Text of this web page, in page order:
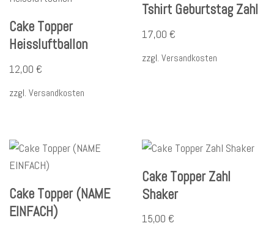
Cake Topper
Heissluftballon
12,00 €
zzgl. Versandkosten
Tshirt Geburtstag Zahl
17,00€
zzgl.Versandkosten
Cake Topper (NAME
EINFACH)
Cake Topper Zahl
Shaker
15,00€